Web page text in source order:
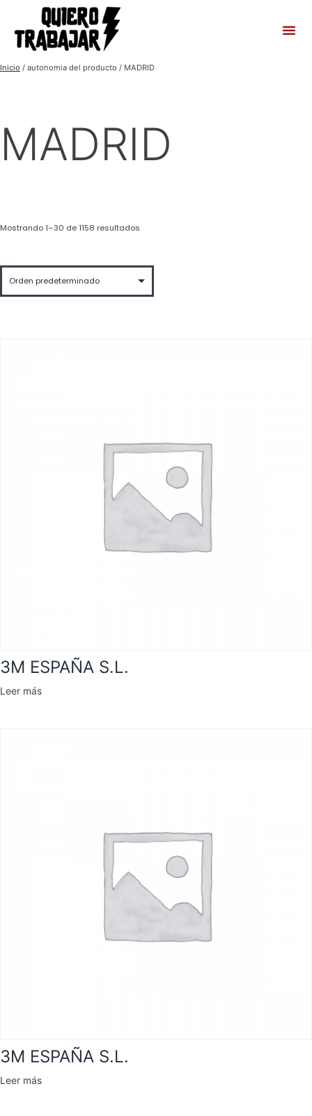
Inicio / autonomia del producto / MADRID
MADRID
Mostrando 1–30 de 1158 resultados
3M ESPAÑA S.L.
Leer más
3M ESPAÑA S.L.
Leer más